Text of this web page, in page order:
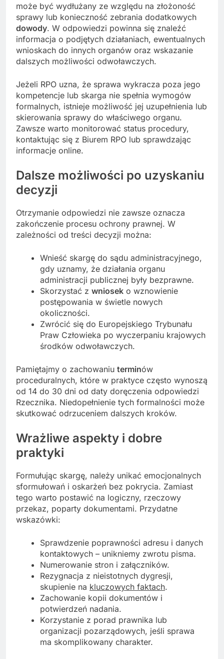
może być wydłużany ze względu na złożoność
sprawy lub konieczność zebrania dodatkowych
dowody. W odpowiedzi powinna się znaleźć
informacja o podjętych działaniach, ewentualnych
wnioskach do innych organów oraz wskazanie
dalszych możliwości odwoławczych.
Jeżeli RPO uzna, że sprawa wykracza poza jego
kompetencje lub skarga nie spełnia wymogów
formalnych, istnieje możliwość jej uzupełnienia lub
skierowania sprawy do właściwego organu.
Zawsze warto monitorować status procedury,
kontaktując się z Biurem RPO lub sprawdzając
informacje online.
Dalsze możliwości po uzyskaniu
decyzji
Otrzymanie odpowiedzi nie zawsze oznacza
zakończenie procesu ochrony prawnej. W
zależności od treści decyzji można:
Wnieść skargę do sądu administracyjnego,
gdy uznamy, że działania organu
administracji publicznej były bezprawne.
Skorzystać z wniosek o wznowienie
postępowania w świetle nowych
okoliczności.
Zwrócić się do Europejskiego Trybunału
Praw Człowieka po wyczerpaniu krajowych
środków odwoławczych.
Pamiętajmy o zachowaniu terminów
proceduralnych, które w praktyce często wynoszą
od 14 do 30 dni od daty doręczenia odpowiedzi
Rzecznika. Niedopełnienie tych formalności może
skutkować odrzuceniem dalszych kroków.
Wrażliwe aspekty i dobre
praktyki
Formułując skargę, należy unikać emocjonalnych
sformułowań i oskarżeń bez pokrycia. Zamiast
tego warto postawić na logiczny, rzeczowy
przekaz, poparty dokumentami. Przydatne
wskazówki:
Sprawdzenie poprawności adresu i danych
kontaktowych – unikniemy zwrotu pisma.
Numerowanie stron i załączników.
Rezygnacja z nieistotnych dygresji,
skupienie na kluczowych faktach.
Zachowanie kopii dokumentów i
potwierdzeń nadania.
Korzystanie z porad prawnika lub
organizacji pozarządowych, jeśli sprawa
ma skomplikowany charakter.